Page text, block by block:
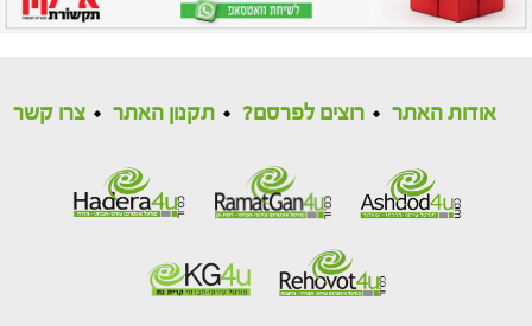
אודות האתר רוצים לפרסם? תקנון האתר צרו קשר